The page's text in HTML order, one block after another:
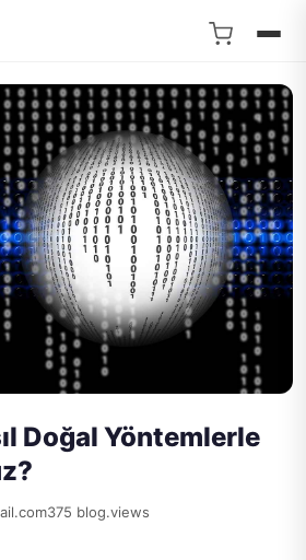
Doğal Yöntemlerle
375 blog.views